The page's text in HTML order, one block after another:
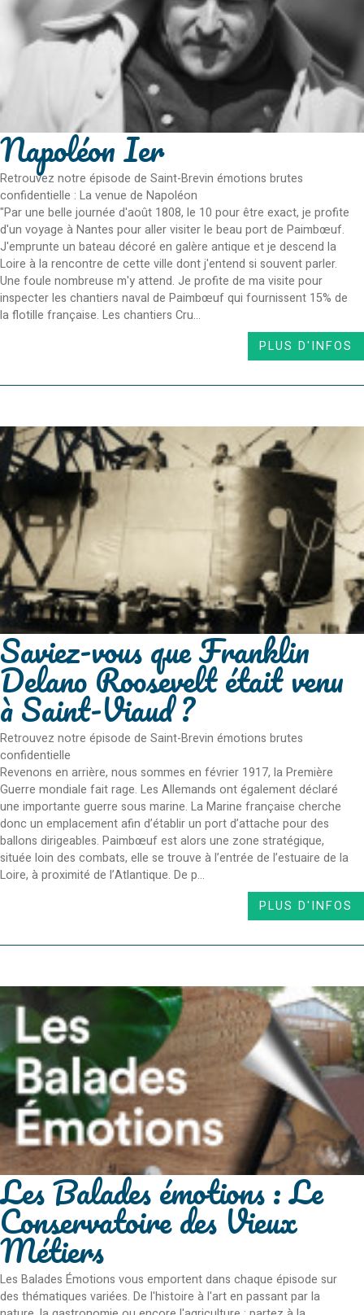
Napoléon Ier
Retrouvez notre épisode de Saint-Brevin émotions brutes
confidentielle : La venue de Napoléon
"Par une belle journée d'août 1808, le 10 pour être exact, je profite
d'un voyage à Nantes pour aller visiter le beau port de Paimbœuf.
J'emprunte un bateau décoré en galère antique et je descend la
Loire à la rencontre de cette ville dont j'entend si souvent parler.
Une foule nombreuse m'y attend. Je profite de ma visite pour
inspecter les chantiers naval de Paimbœuf qui fournissent 15% de
la flotille française. Les chantiers Cru...
PLUS D'INFOS
Saviez-vous que Franklin
Delano Roosevelt était venu
à Saint-Viaud ?
Retrouvez notre épisode de Saint-Brevin émotions brutes
confidentielle
Revenons en arrière, nous sommes en février 1917, la Première
Guerre mondiale fait rage. Les Allemands ont également déclaré
une importante guerre sous marine. La Marine française cherche
donc un emplacement afin d’établir un port d’attache pour des
ballons dirigeables. Paimbœuf est alors une zone stratégique,
située loin des combats, elle se trouve à l’entrée de l’estuaire de la
Loire, à proximité de l’Atlantique. De p...
PLUS D'INFOS
Les Balades émotions : Le
Conservatoire des Vieux
Métiers
Les Balades Émotions vous emportent dans chaque épisode sur
des thématiques variées. De l'histoire à l'art en passant par la